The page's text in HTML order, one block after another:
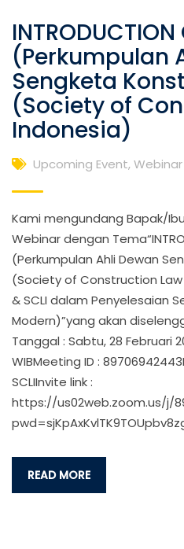
INTRODUCTION
(Perkumpulan
Sengketa
(Society of
Indonesia)
Upcoming Event,Webinar
Kami mengundang Bapak/
Webinar dengan
(Perkumpulan Ahli Dewan
(Society of Construction Law
& SCLI dalam Penyelesaian
Modern)”yang akan
Tanggal : Sabtu, 28 Februari
WIBMeeting ID :
SCLIInvite link :
https://us02web.zoom.us/j/
READ MORE